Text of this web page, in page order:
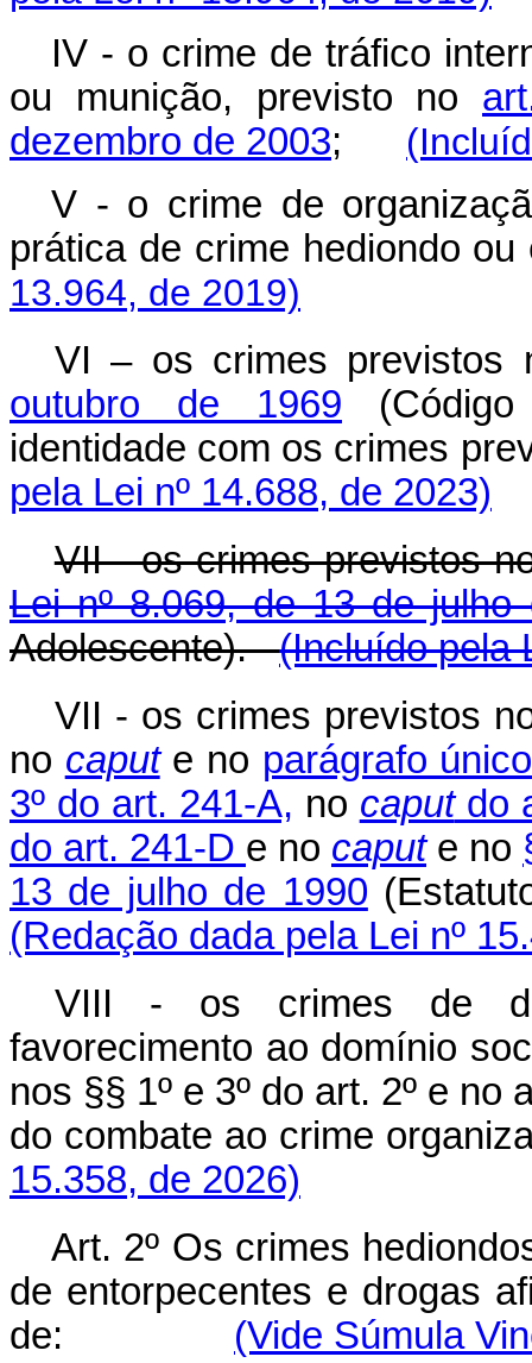
IV - o crime de tráfico
ou munição, previsto no
dezembro de 2003;
V - o crime de
prática de crime hediondo
13.964, de 2019)
VI – os crimes
outubro de 1969
identidade com os crimes
pela Lei nº 14.688, de 2023)
VII - os crimes previstos
Lei nº 8.069, de 13 de julho
Adolescente).(Incluído pela
VII - os crimes previstos
no capute no parágrafo
3º do art. 241-A, no caputdo
do art. 241-D e no capute no
13 de julho de 1990
(Redação dada pela Lei nº
VIII - os crimes de
favorecimento ao domínio
nos §§ 1º e 3º do art. 2º e
do combate ao crime
15.358, de 2026)
Art. 2º Os crimes
de entorpecentes e drogas
de: (Vide Súmula